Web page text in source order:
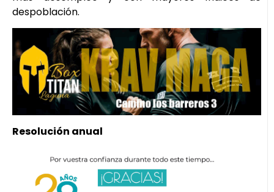
despoblación.
Resolución anual